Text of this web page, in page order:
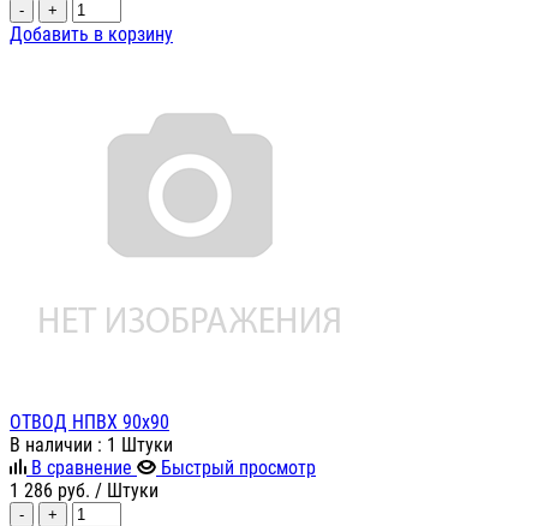
- +
Добавить в корзину
ОТВОД НПВХ 90х90
В наличии : 1 Штуки
В сравнение
Быстрый просмотр
1 286 руб. / Штуки
- +